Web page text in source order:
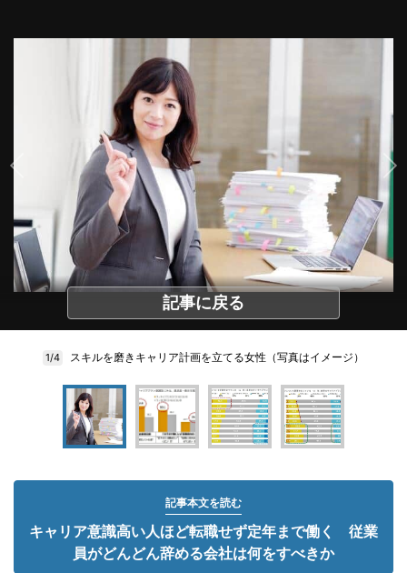
記事に戻る
1/4 スキルを磨きキャリア計画を立てる女性（写真はイメージ）
記事本文を読む
キャリア意識高い人ほど転職せず定年まで働く 従業
員がどんどん辞める会社は何をすべきか